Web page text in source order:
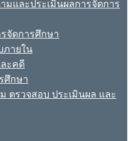
มและประเมินผลการจัดการ
จัดการศึกษา
ภายใน
ะคดี
ศึกษา
ตรวจสอบ ประเมินผล และ